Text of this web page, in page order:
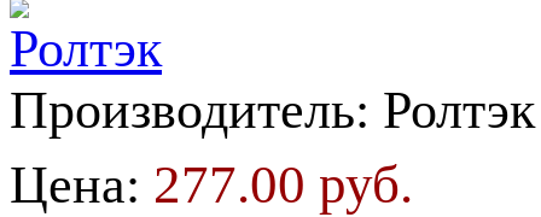
Производитель: Ролтэк
Цена: 277.00 руб.